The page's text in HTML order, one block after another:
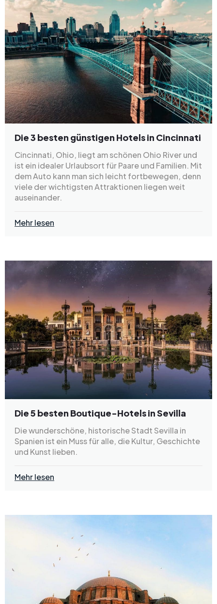
Die 3 besten günstigen Hotels in Cincinnati
Cincinnati, Ohio, liegt am schönen Ohio River und
ist ein idealer Urlaubsort für Paare und Familien. Mit
dem Auto kann man sich leicht fortbewegen, denn
viele der wichtigsten Attraktionen liegen weit
auseinander.
Mehr lesen
Die 5 besten Boutique-Hotels in Sevilla
Die wunderschöne, historische Stadt Sevilla in
Spanien ist ein Muss für alle, die Kultur, Geschichte
und Kunst lieben.
Mehr lesen